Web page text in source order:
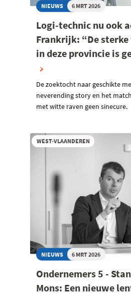
NIEUWS 6 MRT 2026
Logi-technic nu ook
Frankrijk: “De
in deze provincie is
De zoektocht naar geschikte
neverending story en het
met witte raven geen sinecure.
WEST-VLAANDEREN
NIEUWS 6 MRT 2026
Ondernemers 5 -
Mons: Een nieuwe